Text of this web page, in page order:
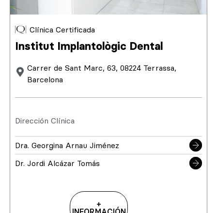
Clínica Certificada
Institut Implantològic Dental
Carrer de Sant Marc, 63, 08224 Terrassa,
Barcelona
Dirección Clínica
Dra. Georgina Arnau Jiménez
Dr. Jordi Alcázar Tomás
+